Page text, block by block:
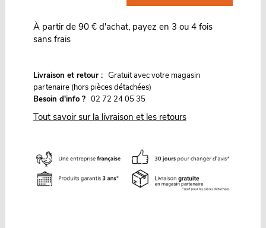
À partir de 90 € d'achat, payez en 3 ou 4 fois
sans frais
Livraison et retour : Gratuit avec votre magasin
partenaire (hors pièces détachées)
Besoin d'info ? 02 72 24 05 35
Tout savoir sur la livraison et les retours